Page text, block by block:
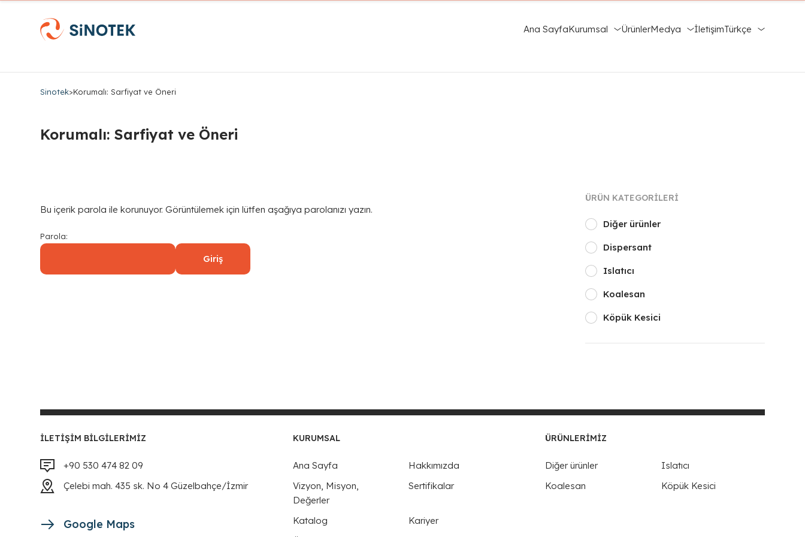
Ana SayfaKurumsal ÜrünlerMedya İletişimTürkçe
Sinotek>Korumalı: Sarfiyat ve Öneri
Korumalı: Sarfiyat ve Öneri
Bu içerik parola ile korunuyor. Görüntülemek için lütfen aşağıya parolanızı yazın.
Parola:
ÜRÜN KATEGORILERI
Diğer ürünler
Dispersant
Islatıcı
Koalesan
Köpük Kesici
İLETIŞIM BILGILERIMIZ
+90 530 474 82 09
Çelebi mah. 435 sk. No 4 Güzelbahçe/İzmir
Google Maps
KURUMSAL
Ana Sayfa
Hakkımızda
Vizyon, Misyon,
Değerler
Sertifikalar
Katalog
Kariyer
ÜRÜNLERIMIZ
Diğer ürünler
Islatıcı
Koalesan
Köpük Kesici